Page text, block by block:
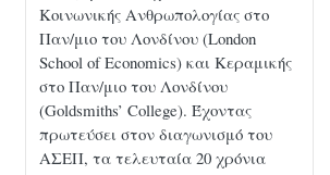
Κοινωνικής Ανθρωπολογίας στο
Παν/μιο του Λονδίνου (London
School of Economics) και Κεραμικής
στο Παν/μιο του Λονδίνου
(Goldsmiths’ College). Έχοντας
πρωτεύσει στον διαγωνισμό του
ΑΣΕΠ, τα τελευταία 20 χρόνια